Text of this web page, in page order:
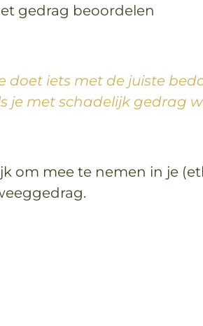
gedrag beoordelen
doet iets met de juiste
je met schadelijk gedrag
om mee te nemen in je